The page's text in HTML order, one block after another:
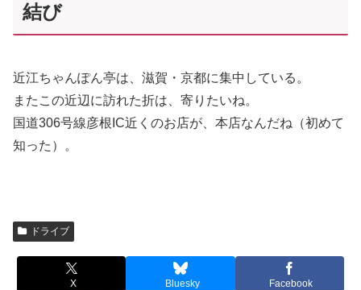
結び
近江ちゃんぽん亭は、滋賀・京都に集中している。
またこの近辺に訪れた折は、寄りたいね。
国道306号線彦根IC近くのお店が、本店なんだね（初めて
知った）。
ドライブ
X Bluesky Facebook